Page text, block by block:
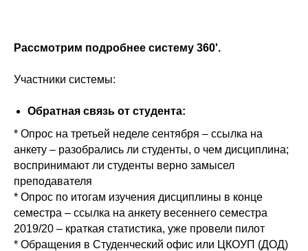
Рассмотрим подробнее систему 360'.
Участники системы:
Обратная связь от студента:
* Опрос на третьей неделе сентября – ссылка на
анкету – разобрались ли студенты, о чем дисциплина;
воспринимают ли студенты верно замысел
преподавателя
* Опрос по итогам изучения дисциплины в конце
семестра – ссылка на анкету весеннего семестра
2019/20 – краткая статистика, уже провели пилот
* Обращения в Студенческий офис или ЦКОУП (ДОД)